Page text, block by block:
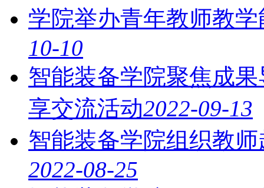
学院举办青年教师教
10-10
智能装备学院聚焦成
享交流活动2022-09-13
智能装备学院组织教
2022-08-25